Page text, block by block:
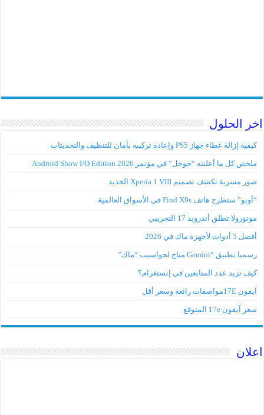
اخر الحلول
كيفية إزالة غطاء جهاز PS5 وإعادة تركيبه بأمان للتنظيف والتحديثات
ملخص كل ما أعلنته “جوجل” في مؤتمر Android Show I/O Edition 2026
صور مسربة تكشف تصميم Xperia 1 VIII الجديد
“أوبو” ستطرح هاتف Find X9s في الأسواق العالمية
موتورولا تطلق أندرويد 17 التجريبي
أفضل 5 أدوات لأجهزة ماك في 2026
رسميا تطبيق “Gemini متاح لحواسيب “ماك”
كيف تزيد عدد المتابعين في إنستغرام؟
آيفون 17Eمواصفات رائعة وسعر أقل
سعر آيفون 17e المتوقع
اعلان